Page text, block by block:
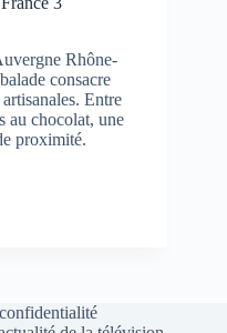
Rhône-
consacre
Entre
au chocolat, une
proximité.